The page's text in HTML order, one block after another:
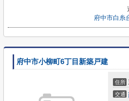
府中市白糸
府中市小柳町6丁目新築戸建
住所
交通